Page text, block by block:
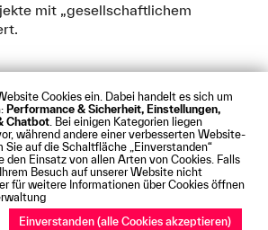
Cookies ein. Dabei handelt es sich um
Performance & Sicherheit, Einstellungen,
Chatbot . Bei einigen Kategorien liegen
während andere einer verbesserten Website-
Sie auf die Schaltfläche „Einverstanden“
den Einsatz von allen Arten von Cookies. Falls
Besuch auf unserer Website nicht
für weitere Informationen über Cookies öffnen
Einverstanden (alle Cookies akzeptieren)
mit „gesellschaftlichem
Cookies
Barrierefreiheit
Intranet Webmail
Augsburg